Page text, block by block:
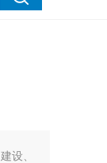
设、